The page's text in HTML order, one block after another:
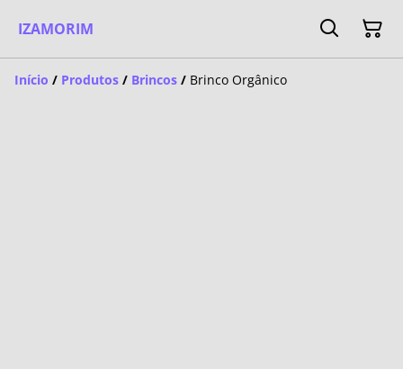
IZAMORIM
Início / Produtos / Brincos / Brinco Orgânico